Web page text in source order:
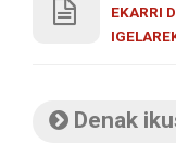
EKARRI
Denak